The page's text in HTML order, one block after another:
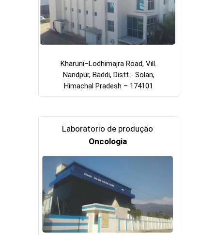
Laboratorio de produção
Oncologia
Kharuni–Lodhimajra Road, Vill.
Nandpur, Baddi, Distt.- Solan,
Himachal Pradesh – 174101